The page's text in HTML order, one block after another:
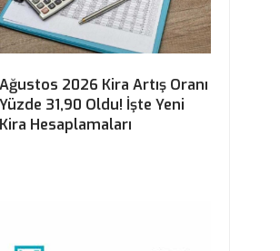
Ağustos 2026 Kira Artış Oranı
Yüzde 31,90 Oldu! İşte Yeni
Kira Hesaplamaları